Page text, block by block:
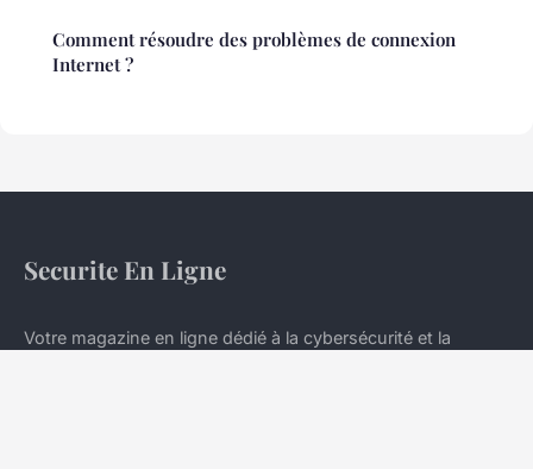
Comment résoudre des problèmes de connexion
Internet ?
Securite En Ligne
Votre magazine en ligne dédié à la cybersécurité et la